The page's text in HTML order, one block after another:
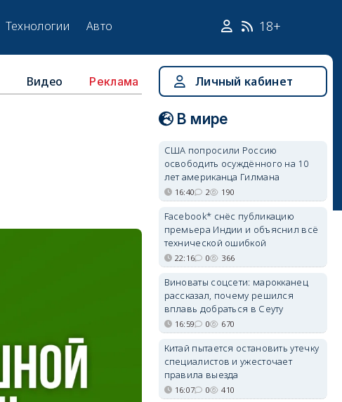
Технологии Авто 18+
Видео Реклама Личный кабинет
В мире
США попросили Россию
освободить осуждённого на 10
лет американца Гилмана
16:40 2 190
Facebook* снёс публикацию
премьера Индии и объяснил всё
технической ошибкой
22:16 0 366
Виноваты соцсети: марокканец
рассказал, почему решился
вплавь добраться в Сеуту
16:59 0 670
Китай пытается остановить утечку
специалистов и ужесточает
правила выезда
16:07 0 410